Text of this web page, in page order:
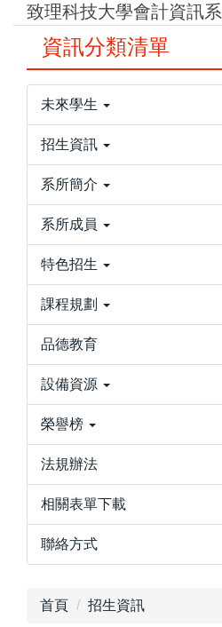
致理科技大學會計資訊系
資訊分類清單
未來學生
招生資訊
系所簡介
系所成員
特色招生
課程規劃
品德教育
設備資源
榮譽榜
法規辦法
相關表單下載
聯絡方式
首頁 招生資訊